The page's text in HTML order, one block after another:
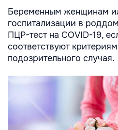
Беременным женщинам
госпитализации в
ПЦР-тест на COVID-19,
соответствуют
подозрительного случая.